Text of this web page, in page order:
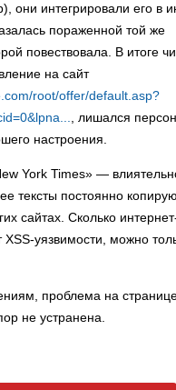
они интегрировали его в
пораженной той же
повествовала. В итоге
на сайт
root/offer/default.asp?
, лишался
настроения.
York Times» —
тексты постоянно
сайтах. Сколько
XSS-уязвимости, можно
проблема на
не устранена.